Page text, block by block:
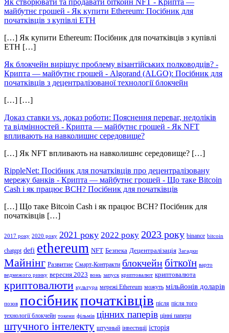
Як створювати та продавати біткойн NFT - Крипта —
майбутнє грошей - Як купити Ethereum: Посібник для
початківців з купівлі ETH
[…] Як купити Ethereum: Посібник для початківців з купівлі
ETH […]
Як блокчейн вирішує проблему візантійських полководців? -
Крипта — майбутнє грошей - Algorand (ALGO): Посібник для
початківців з децентралізованої технології блокчейн
[…] […]
Доказ ставки vs. доказ роботи: Пояснення переваг, недоліків
та відмінностей - Крипта — майбутнє грошей - Як NFT
впливають на навколишнє середовище?
[…] Як NFT впливають на навколишнє середовище? […]
RippleNet: Посібник для початківців про децентралізовану
мережу банків - Крипта — майбутнє грошей - Що таке Bitcoin
Cash і як працює BCH? Посібник для початківців
[…] Що таке Bitcoin Cash і як працює BCH? Посібник для
початківців […]
2017 року 2020 року 2021 року 2022 року 2023 року binance bitcoin
chatgpt defi ethereum NFT Безпека Децентралізація Загадки
Майнінг Развитие Смарт-Контракти блокчейн біткоїн варто
ведмежого ринку вересня 2023 вонь запуск криптовалют криптовалюта
криптовалюти культура мережі Ethereum можуть мільйонів доларів
позов посібникпочатківців після після того
технології блокчейн токени фільмів цінних паперів цінні папери
штучного інтелекту штучный інвестиції історія